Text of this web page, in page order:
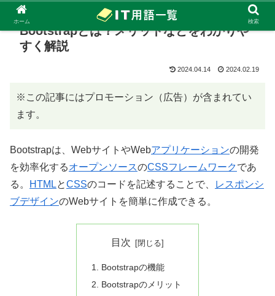
Bootstrapとは？メリットなどをわかりや
すく解説
2024.04.14 2024.02.19
※この記事にはプロモーション（広告）が含まれてい
ます。
Bootstrapは、WebサイトやWebアプリケーションの開発
を効率化するオープンソースのCSSフレームワークであ
る。
HTMLとCSSのコードを記述することで、
レスポンシ
ブデザインのWebサイトを簡単に作成できる。
目次
Bootstrapの機能
Bootstrapのメリット
ホーム 検索